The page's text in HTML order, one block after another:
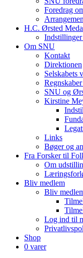
Foredrag
H.C. Ørsted
Om SNU
Kontakt
Direktionen
Selskabets
SNU og
Kirstine
Links
Bøger og
Fra Forsker til
Om
Bliv medlem
Bliv
Log ind til
Shop
0 varer